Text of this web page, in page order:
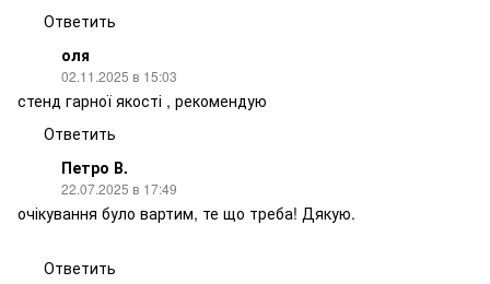
Ответить
оля
02.11.2025 в 15:03
стенд гарної якості , рекомендую
Ответить
Петро В.
22.07.2025 в 17:49
очікування було вартим, те що треба! Дякую.
Ответить